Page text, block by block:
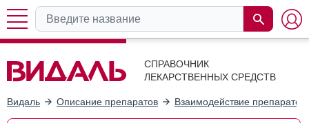
СПРАВОЧНИК
ЛЕКАРСТВЕННЫХ СРЕДСТВ
Видаль Описание препаратов Взаимодействие препаратов